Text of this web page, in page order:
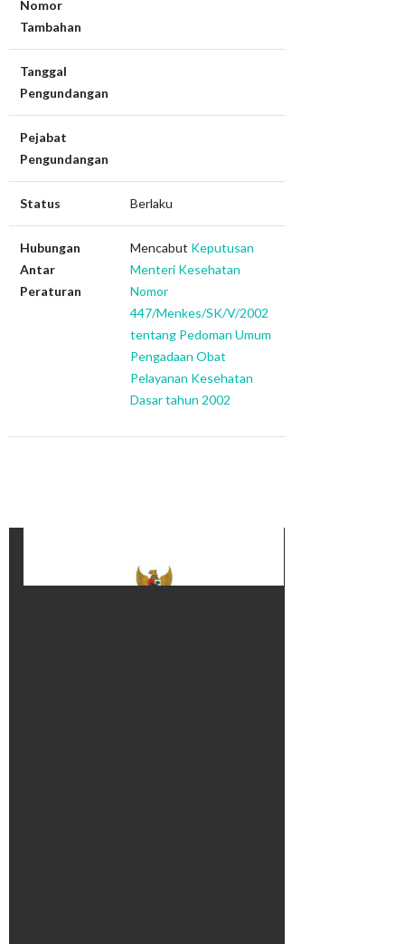
Nomor
Tambahan
Tanggal
Pengundangan
Pejabat
Pengundangan
Status Berlaku
Hubungan
Antar
Peraturan
Mencabut Keputusan
Menteri Kesehatan
Nomor
447/Menkes/SK/V/2002
tentang Pedoman Umum
Pengadaan Obat
Pelayanan Kesehatan
Dasar tahun 2002